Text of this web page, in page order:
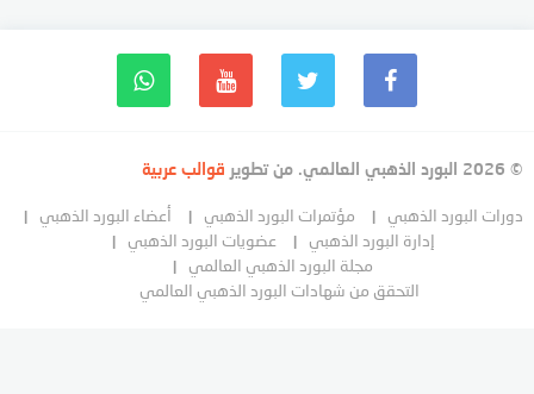
© 2026 البورد الذهبي العالمي. من تطوير قوالب عربية
دورات البورد الذهبي مؤتمرات البورد الذهبي
أعضاء البورد الذهبي
إدارة البورد الذهبي
عضويات البورد الذهبي
مجلة البورد الذهبي العالمي
التحقق من شهادات البورد الذهبي العالمي